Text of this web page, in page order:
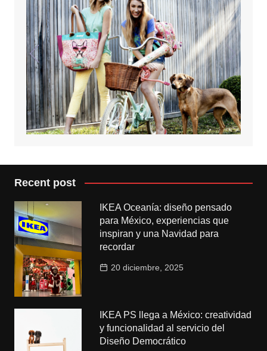
Recent post
IKEA Oceanía: diseño pensado
para México, experiencias que
inspiran y una Navidad para
recordar
20 diciembre, 2025
IKEA PS llega a México: creatividad
y funcionalidad al servicio del
Diseño Democrático